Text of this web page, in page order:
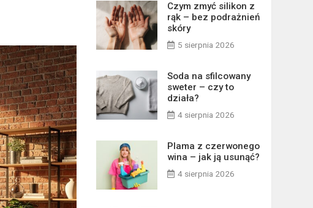
Czym zmyć silikon z
rąk – bez podrażnień
skóry
5 sierpnia 2026
Soda na sfilcowany
sweter – czy to
działa?
4 sierpnia 2026
Plama z czerwonego
wina – jak ją usunąć?
4 sierpnia 2026